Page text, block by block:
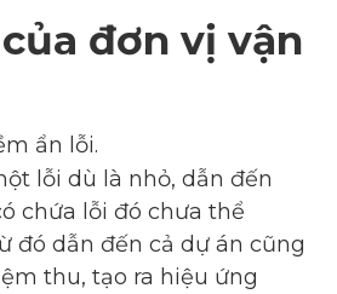
đơn vị vận
ẩn lỗi.
lỗi dù là nhỏ, dẫn đến
chứa lỗi đó chưa thể
đó dẫn đến cả dự án cũng
thu, tạo ra hiệu ứng